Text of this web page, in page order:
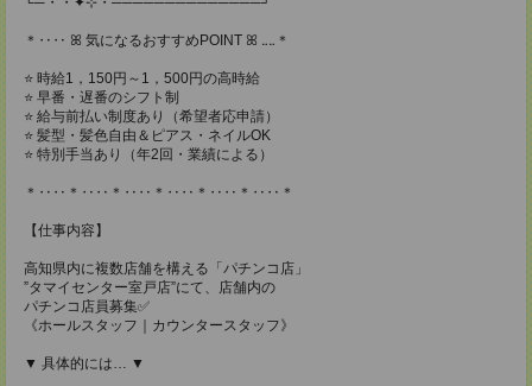
＊‥‥ ꕤ 気になるおすすめPOINT ꕤ ‥‥＊
⭐ 時給1，150円～1，500円の高時給
⭐ 早番・遅番のシフト制
⭐ 給与前払い制度あり（希望者応申請）
⭐ 髪型・髪色自由＆ピアス・ネイルOK
⭐ 特別手当あり（年2回・業績による）
＊‥‥＊‥‥＊‥‥＊‥‥＊‥‥＊‥‥＊
【仕事内容】
高知県内に複数店舗を構える「パチンコ店」
”タマイセンター室戸店”にて、店舗内の
パチンコ店員募集✅
《ホールスタッフ｜カウンタースタッフ》
▼ 具体的には… ▼